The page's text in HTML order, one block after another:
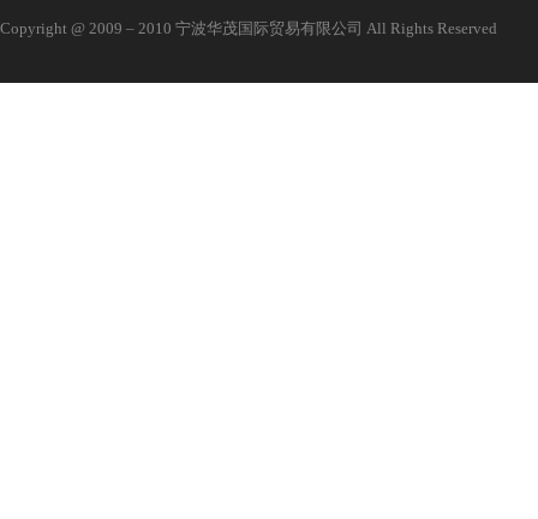
Copyright @ 2009 – 2010 宁波华茂国际贸易有限公司 All Rights Reserved